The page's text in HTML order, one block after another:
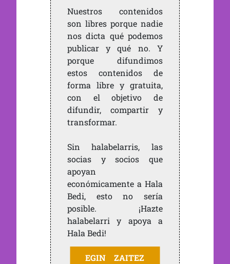
Nuestros contenidos
son libres porque nadie
nos dicta qué podemos
publicar y qué no. Y
porque difundimos
estos contenidos de
forma libre y gratuita,
con el objetivo de
difundir, compartir y
transformar.
Sin halabelarris, las
socias y socios que
apoyan
económicamente a Hala
Bedi, esto no sería
posible. ¡Hazte
halabelarri y apoya a
Hala Bedi!
EGIN ZAITEZ